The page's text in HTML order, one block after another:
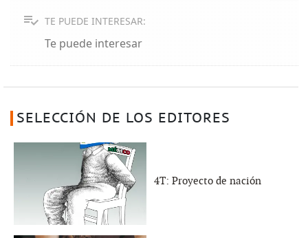
TE PUEDE INTERESAR:
Te puede interesar
SELECCIÓN DE LOS EDITORES
4T: Proyecto de nación